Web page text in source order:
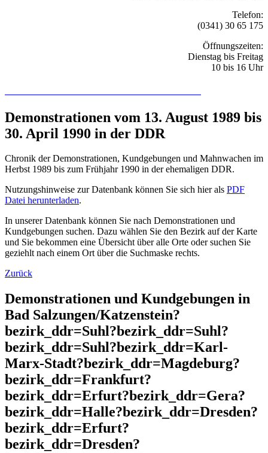
Telefon:
(0341) 30 65 175
Öffnungszeiten:
Dienstag bis Freitag
10 bis 16 Uhr
Demonstrationen vom 13. August 1989 bis
30. April 1990 in der DDR
Chronik der Demonstrationen, Kundgebungen und Mahnwachen im
Herbst 1989 bis zum Frühjahr 1990 in der ehemaligen DDR.
Nutzungshinweise zur Datenbank können Sie sich hier als PDF
Datei herunterladen.
In unserer Datenbank können Sie nach Demonstrationen und
Kundgebungen suchen. Dazu wählen Sie den Bezirk auf der Karte
und Sie bekommen eine Übersicht über alle Orte oder suchen Sie
geziehlt nach einem Ort über die Suchmaske rechts.
Zurück
Demonstrationen und Kundgebungen in
Bad Salzungen/Katzenstein?
bezirk_ddr=Suhl?bezirk_ddr=Suhl?
bezirk_ddr=Suhl?bezirk_ddr=Karl-
Marx-Stadt?bezirk_ddr=Magdeburg?
bezirk_ddr=Frankfurt?
bezirk_ddr=Erfurt?bezirk_ddr=Gera?
bezirk_ddr=Halle?bezirk_ddr=Dresden?
bezirk_ddr=Erfurt?
bezirk_ddr=Dresden?